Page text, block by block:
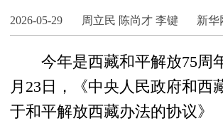
2026-05-29 周立民 陈尚才 李键 新华
今年是西藏和平解放75周
月23日，《中央人民政府和西
于和平解放西藏办法的协议》